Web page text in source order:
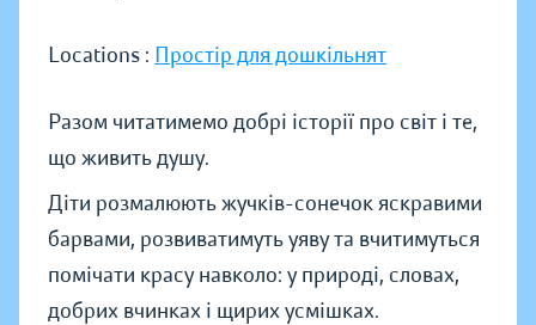
Locations : Простір для дошкільнят
Разом читатимемо добрі історії про світ і те,
що живить душу.
Діти розмалюють жучків-сонечок яскравими
барвами, розвиватимуть уяву та вчитимуться
помічати красу навколо: у природі, словах,
добрих вчинках і щирих усмішках.